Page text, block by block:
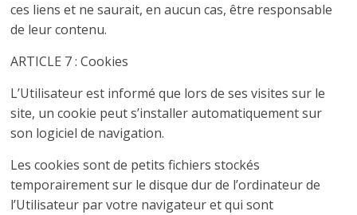
ces liens et ne saurait, en aucun cas, être responsable
de leur contenu.
ARTICLE 7 : Cookies
L’Utilisateur est informé que lors de ses visites sur le
site, un cookie peut s’installer automatiquement sur
son logiciel de navigation.
Les cookies sont de petits fichiers stockés
temporairement sur le disque dur de l’ordinateur de
l’Utilisateur par votre navigateur et qui sont